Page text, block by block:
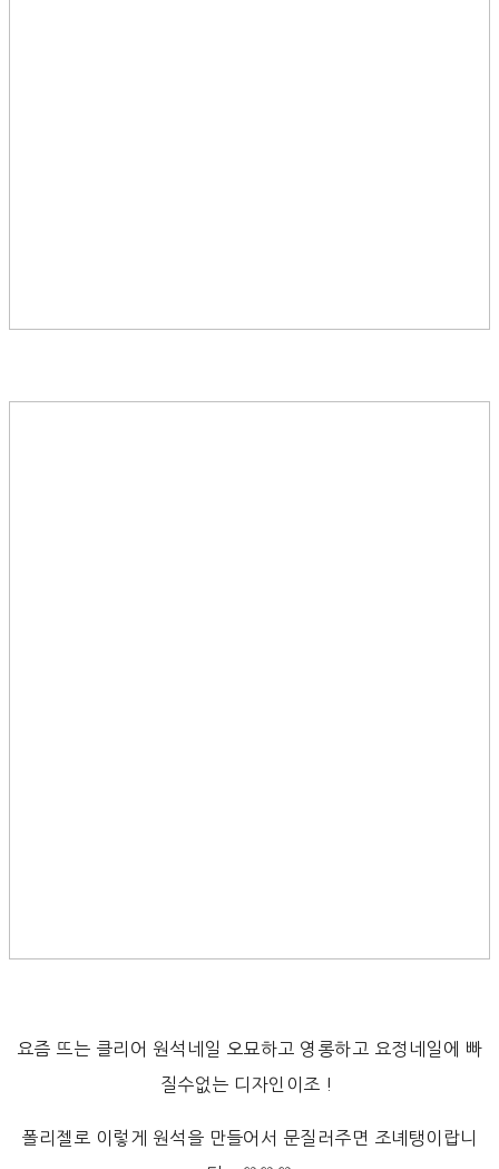
요즘 뜨는 클리어 원석네일 오묘하고 영롱하고 요정네일에 빠
질수없는 디자인이조 !
폴리젤로 이렇게 원석을 만들어서 문질러주면 조녜탱이랍니